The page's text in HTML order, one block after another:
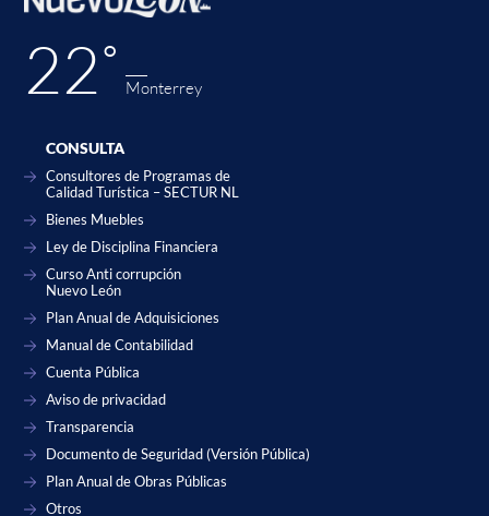
22˚ Monterrey
CONSULTA
Consultores de Programas de
Calidad Turística – SECTUR NL
Bienes Muebles
Ley de Disciplina Financiera
Curso Anti corrupción
Nuevo León
Plan Anual de Adquisiciones
Manual de Contabilidad
Cuenta Pública
Aviso de privacidad
Transparencia
Documento de Seguridad (Versión Pública)
Plan Anual de Obras Públicas
Otros